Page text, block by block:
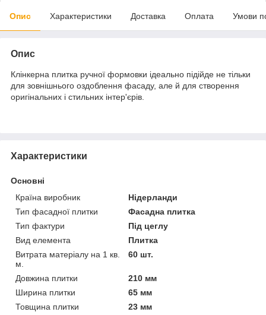
Опис Характеристики Доставка Оплата Умови
Опис
Клінкерна плитка ручної формовки ідеально підійде не тільки
для зовнішнього оздоблення фасаду, але й для створення
оригінальних і стильних інтер'єрів.
Характеристики
Основні
Країна виробник
Нідерланди
Тип фасадної плитки
Фасадна плитка
Тип фактури
Під цеглу
Вид елемента
Плитка
Витрата матеріалу на 1 кв.
м.
60 шт.
Довжина плитки
210 мм
Ширина плитки
65 мм
Товщина плитки
23 мм